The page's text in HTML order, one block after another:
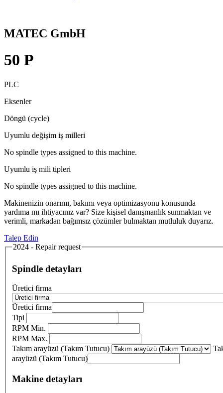
MATEC GmbH
50 P
PLC
Eksenler
Döngü (cycle)
Uyumlu değişim iş milleri
No spindle types assigned to this machine.
Uyumlu iş mili tipleri
No spindle types assigned to this machine.
Makinenizin onarımı, bakımı veya optimizasyonu konusunda
yardıma mı ihtiyacınız var? Size kişisel danışmanlık sunmaktan ve
verimli, markadan bağımsız çözümler bulmaktan mutluluk duyarız.
Talep Edin
2024 - Repair request
Spindle detayları
Üretici firma
Üretici firma
Tipi
RPM Min.
RPM Max.
Takım arayüzü (Takım Tutucu)
arayüzü (Takım Tutucu)
Makine detayları